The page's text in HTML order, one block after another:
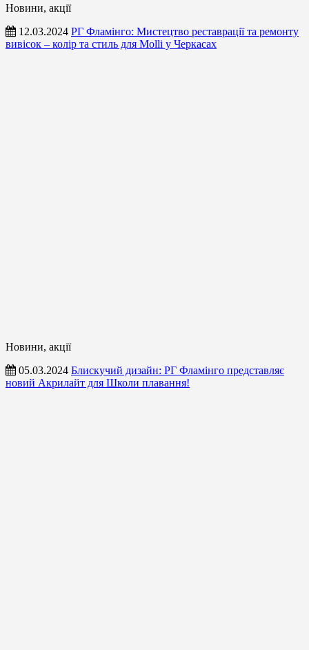
Новини, акції
12.03.2024 РГ Фламінго: Мистецтво реставрації та ремонту
вивісок – колір та стиль для Molli у Черкасах
Новини, акції
05.03.2024 Блискучий дизайн: РГ Фламінго представляє
новий Акрилайт для Школи плавання!